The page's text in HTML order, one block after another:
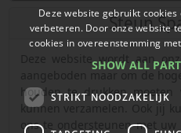
Steun
Deze website wordt aan
aangeboden maar om de
houden te drukken
kunnen verzamelen. Ook jij
ons te ondersteunen met
Deze website gebruikt
verbeteren. Door onze website
cookies in overeenstemming
SHOW ALL
STRIKT NOODZAKELIJK